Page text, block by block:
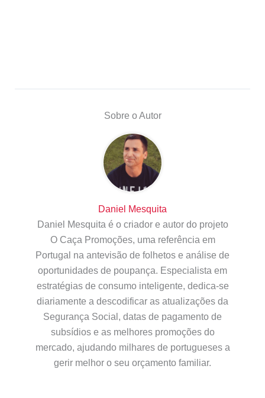
Sobre o Autor
Daniel Mesquita
Daniel Mesquita é o criador e autor do projeto
O Caça Promoções, uma referência em
Portugal na antevisão de folhetos e análise de
oportunidades de poupança. Especialista em
estratégias de consumo inteligente, dedica-se
diariamente a descodificar as atualizações da
Segurança Social, datas de pagamento de
subsídios e as melhores promoções do
mercado, ajudando milhares de portugueses a
gerir melhor o seu orçamento familiar.